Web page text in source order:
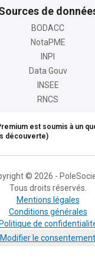
de
BODACC
NotaPME
INPI
Data Gouv
INSEE
RNCS
est soumis à un
découverte)
© 2026 -
Tous droits réservés.
Mentions légales
Conditions générales
Politique de
Modifier le consentement